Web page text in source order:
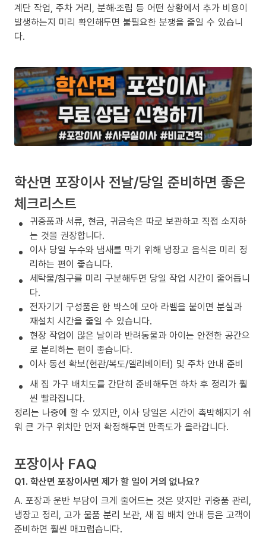
계단 작업, 주차 거리, 분해·조립 등 어떤 상황에서 추가 비용이
발생하는지 미리 확인해두면 불필요한 분쟁을 줄일 수 있습니
다.
학산면 포장이사 전날/당일 준비하면 좋은
체크리스트
귀중품과 서류, 현금, 귀금속은 따로 보관하고 직접 소지하
는 것을 권장합니다.
이사 당일 누수와 냄새를 막기 위해 냉장고 음식은 미리 정
리하는 편이 좋습니다.
세탁물/침구를 미리 구분해두면 당일 작업 시간이 줄어듭니
다.
전자기기 구성품은 한 박스에 모아 라벨을 붙이면 분실과
재설치 시간을 줄일 수 있습니다.
현장 작업이 많은 날이라 반려동물과 아이는 안전한 공간으
로 분리하는 편이 좋습니다.
이사 동선 확보(현관/복도/엘리베이터) 및 주차 안내 준비
새 집 가구 배치도를 간단히 준비해두면 하차 후 정리가 훨
씬 빨라집니다.
정리는 나중에 할 수 있지만, 이사 당일은 시간이 촉박해지기 쉬
워 큰 가구 위치만 먼저 확정해두면 만족도가 올라갑니다.
포장이사 FAQ
Q1. 학산면 포장이사면 제가 할 일이 거의 없나요?
A. 포장과 운반 부담이 크게 줄어드는 것은 맞지만 귀중품 관리,
냉장고 정리, 고가 물품 분리 보관, 새 집 배치 안내 등은 고객이
준비하면 훨씬 매끄럽습니다.